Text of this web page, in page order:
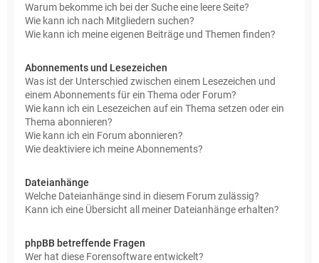
Warum bekomme ich bei der Suche eine leere Seite?
Wie kann ich nach Mitgliedern suchen?
Wie kann ich meine eigenen Beiträge und Themen finden?
Abonnements und Lesezeichen
Was ist der Unterschied zwischen einem Lesezeichen und
einem Abonnements für ein Thema oder Forum?
Wie kann ich ein Lesezeichen auf ein Thema setzen oder ein
Thema abonnieren?
Wie kann ich ein Forum abonnieren?
Wie deaktiviere ich meine Abonnements?
Dateianhänge
Welche Dateianhänge sind in diesem Forum zulässig?
Kann ich eine Übersicht all meiner Dateianhänge erhalten?
phpBB betreffende Fragen
Wer hat diese Forensoftware entwickelt?